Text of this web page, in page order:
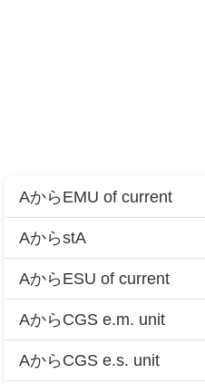
AからEMU of current
AからstA
AからESU of current
AからCGS e.m. unit
AからCGS e.s. unit